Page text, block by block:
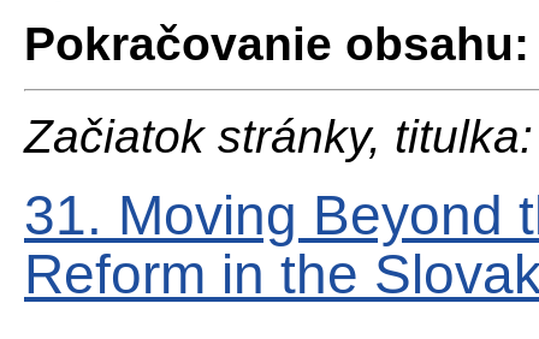
Pokračovanie obsahu:
Začiatok stránky, titulka:
31. Moving Beyond
Reform in the